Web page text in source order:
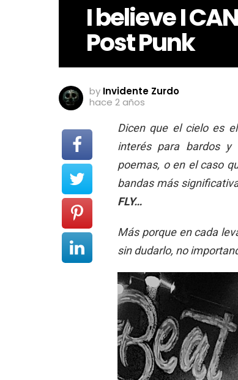
I believe I
Post Punk
by Invidente Zurdo
hace 2 años
Dicen que el cielo es
interés para bardos y
poemas, o en el caso
bandas más
FLY…
Más porque en cada
sin dudarlo, no